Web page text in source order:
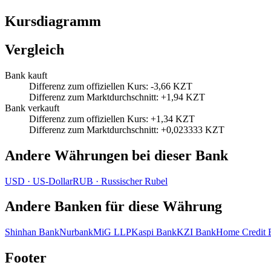
Kursdiagramm
Vergleich
Bank kauft
Differenz zum offiziellen Kurs: -3,66 KZT
Differenz zum Marktdurchschnitt: +1,94 KZT
Bank verkauft
Differenz zum offiziellen Kurs: +1,34 KZT
Differenz zum Marktdurchschnitt: +0,023333 KZT
Andere Währungen bei dieser Bank
USD · US‑DollarRUB · Russischer Rubel
Andere Banken für diese Währung
Shinhan BankNurbankMiG LLPKaspi BankKZI BankHome Credit
Footer